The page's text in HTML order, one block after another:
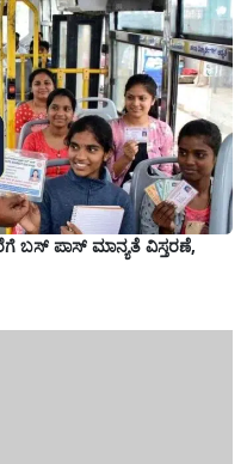
ಬಸ್ ಪಾಸ್ ಮಾನ್ಯತೆ ವಿಸ್ತರಣೆ,